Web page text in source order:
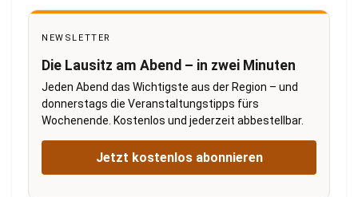
NEWSLETTER
Die Lausitz am Abend – in zwei Minuten
Jeden Abend das Wichtigste aus der Region – und
donnerstags die Veranstaltungstipps fürs
Wochenende. Kostenlos und jederzeit abbestellbar.
Jetzt kostenlos abonnieren